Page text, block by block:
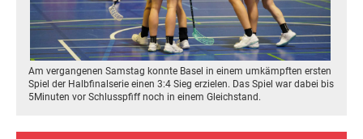
Am vergangenen Samstag konnte Basel in einem umkämpften ersten
Spiel der Halbfinalserie einen 3:4 Sieg erzielen. Das Spiel war dabei bis
5Minuten vor Schlusspfiff noch in einem Gleichstand.